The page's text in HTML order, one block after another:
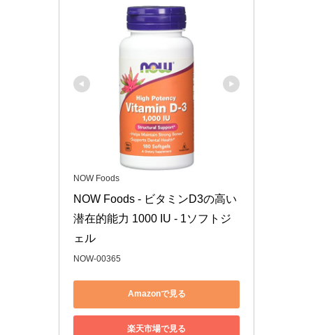
NOW Foods
NOW Foods - ビタミンD3の高い
潜在的能力 1000 IU - 1ソフトジ
ェル
NOW-00365
Amazonで見る
楽天市場で見る